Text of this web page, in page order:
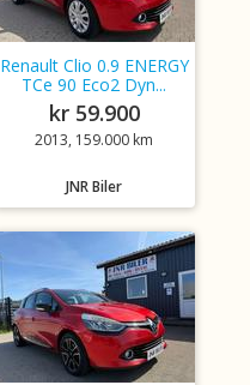
Renault Clio 0.9 ENERGY
TCe 90 Eco2 Dyn...
kr 59.900
2013, 159.000 km
JNR Biler